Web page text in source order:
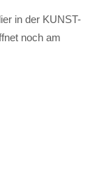
in der KUNST-
noch am